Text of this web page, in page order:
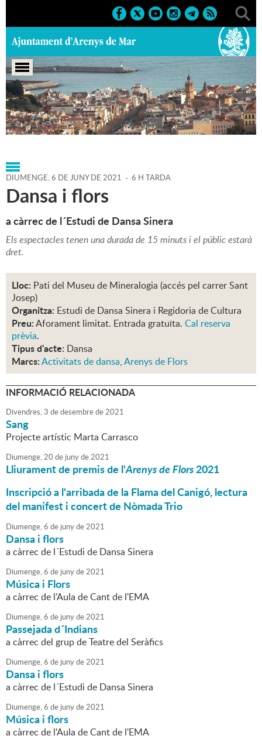
Portada > Agenda > 06-06-
2021 > Marcs > Culturals > 2021 > Arenys de Flors
DIUMENGE,6 DE JUNY DE 2021 - 6 H TARDA
Dansa i flors
a càrrec de l´Estudi de Dansa Sinera
Els espectacles tenen una durada de 15 minuts i el públic estarà
dret.
Lloc: Pati del Museu de Mineralogia (accés pel carrer Sant
Josep)
Organitza: Estudi de Dansa Sinera i Regidoria de Cultura
Preu:Aforament limitat. Entrada gratuïta. Cal reserva
prèvia.
Tipus d'acte: Dansa
Marcs:Activitats de dansa,Arenys de Flors
INFORMACIÓ RELACIONADA
Divendres,3 dedesembrede2021
Sang
Projecte artístic Marta Carrasco
Diumenge,20 de junyde2021
Lliurament de premis de l'Arenys de Flors2021
Inscripció a l'arribada de la Flama del Canigó, lectura
del manifest i concert de Nòmada Trio
Diumenge,6 de junyde2021
Dansa i flors
a càrrec de l´Estudi de Dansa Sinera
Diumenge,6 de junyde2021
Música i Flors
a càrrec de l'Aula de Cant de l'EMA
Diumenge,6 de junyde2021
Passejada d´Indians
a càrrec del grup de Teatre del Seràfics
Diumenge,6 de junyde2021
Dansa i flors
a càrrec de l´Estudi de Dansa Sinera
Diumenge,6 de junyde2021
Música i flors
a càrrec de l'Aula de Cant de l'EMA